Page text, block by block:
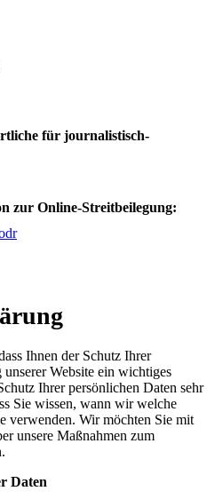
für journalistisch-
zur Online-Streitbeilegung:
Ihnen der Schutz Ihrer
Website ein wichtiges
Ihrer persönlichen Daten sehr
Sie wissen, wann wir welche
verwenden. Wir möchten Sie mit
unsere Maßnahmen zum
Daten